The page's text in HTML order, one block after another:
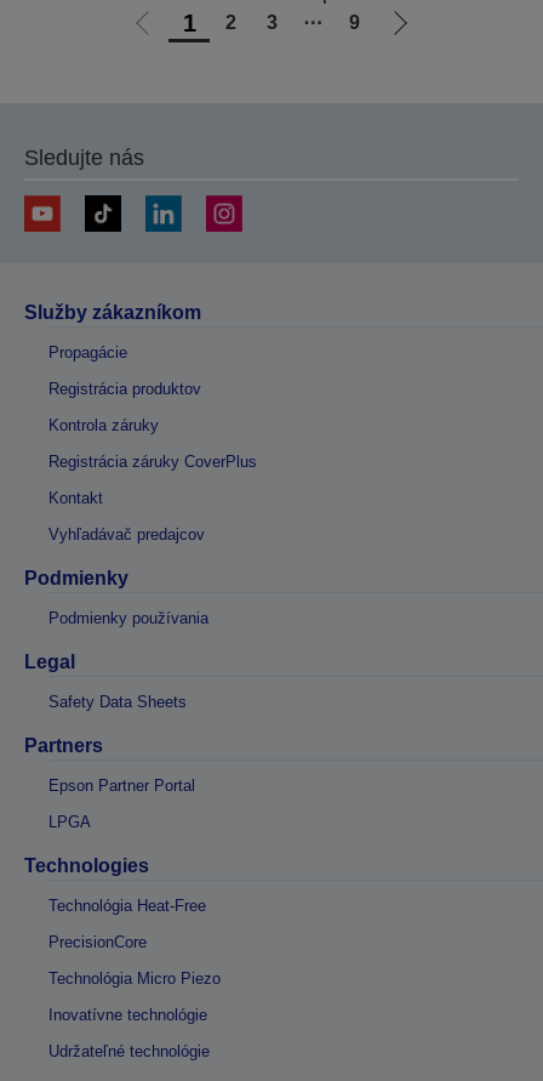
Ísť
1 2 3 ⋯ 9
Ísť
Sledujte nás
Služby zákazníkom
Propagácie
Registrácia produktov
Kontrola záruky
Registrácia záruky CoverPlus
Kontakt
Vyhľadávač predajcov
Podmienky
Podmienky používania
Legal
Safety Data Sheets
Partners
Epson Partner Portal
LPGA
Technologies
Technológia Heat-Free
PrecisionCore
Technológia Micro Piezo
Inovatívne technológie
Udržateľné technológie